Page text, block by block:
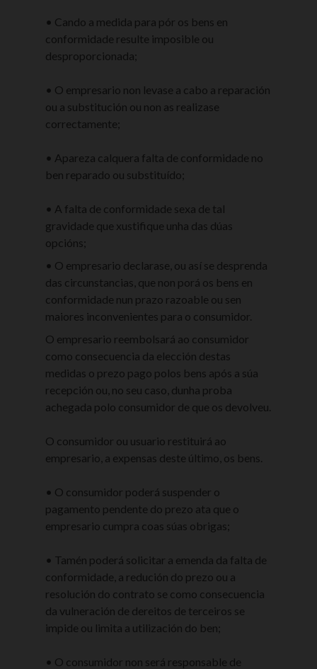
• Cando a medida para pór os bens en
conformidade resulte imposible ou
desproporcionada;
• O empresario non levase a cabo a reparación
ou a substitución ou non as realizase
correctamente;
• Apareza calquera falta de conformidade no
ben reparado ou substituído;
• A falta de conformidade sexa de tal
gravidade que xustifique unha das dúas
opcións;
• O empresario declarase, ou así se desprenda
das circunstancias, que non porá os bens en
conformidade nun prazo razoable ou sen
maiores inconvenientes para o consumidor.
O empresario reembolsará ao consumidor
como consecuencia da elección destas
medidas o prezo pago polos bens após a súa
recepción ou, no seu caso, dunha proba
achegada polo consumidor de que os devolveu.
O consumidor ou usuario restituirá ao
empresario, a expensas deste último, os bens.
• O consumidor poderá suspender o
pagamento pendente do prezo ata que o
empresario cumpra coas súas obrigas;
• Tamén poderá solicitar a emenda da falta de
conformidade, a redución do prezo ou a
resolución do contrato se como consecuencia
da vulneración de dereitos de terceiros se
impide ou limita a utilización do ben;
• O consumidor non será responsable de